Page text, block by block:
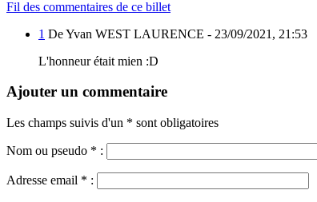
Fil des commentaires de ce billet
1 De Yvan WEST LAURENCE - 23/09/2021, 21:53
L'honneur était mien :D
Ajouter un commentaire
Les champs suivis d'un * sont obligatoires
Nom ou pseudo * :
Adresse email * :